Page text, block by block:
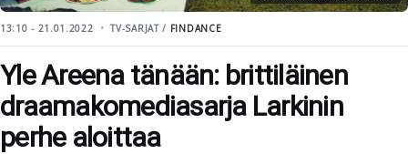
13:10 - 21.01.2022 TV-SARJAT / FINDANCE
Yle Areena tänään: brittiläinen
draamakomediasarja Larkinin
perhe aloittaa